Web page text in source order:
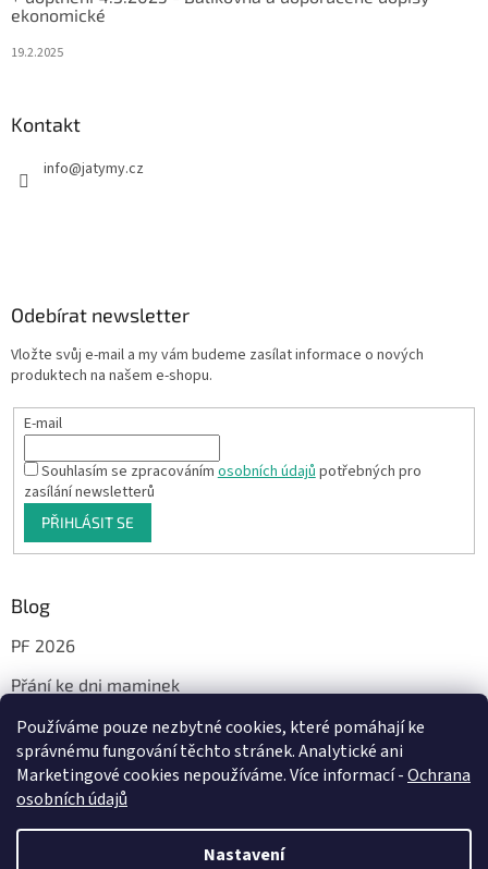
Používáme pouze nezbytné cookies, které pomáhají ke
správnému fungování těchto stránek. Analytické ani
Marketingové cookies nepoužíváme. Více informací -Ochrana
osobních údajů
Nastavení
ekonomické
19.2.2025
Kontakt
info@jatymy.cz
Odebírat newsletter
Vložte svůj e-mail a my vám budeme zasílat informace o nových
produktech na našem e-shopu.
E-mail
Souhlasím se zpracováním osobních údajů potřebných pro
zasílání newsletterů
PŘIHLÁSIT SE
Blog
PF 2026
Přání ke dni maminek
Facebook
Vytvořil Shoptet